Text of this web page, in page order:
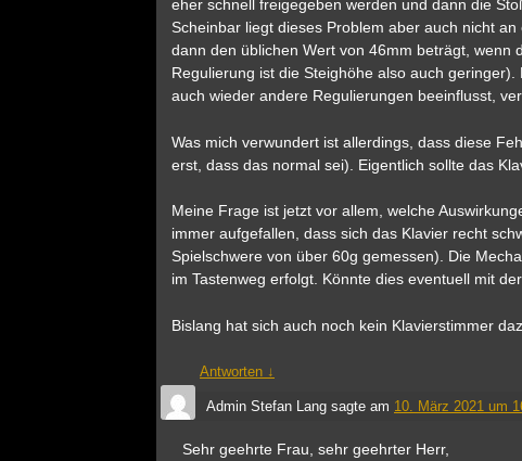
eher schnell freigegeben werden und dann die
Scheinbar liegt dieses Problem aber auch nicht
dann den üblichen Wert von 46mm beträgt,
Regulierung ist die Steighöhe also auch
auch wieder andere Regulierungen beeinflusst,
Was mich verwundert ist allerdings, dass diese
erst, dass das normal sei). Eigentlich sollte das
Meine Frage ist jetzt vor allem, welche
immer aufgefallen, dass sich das Klavier recht
Spielschwere von über 60g gemessen). Die
im Tastenweg erfolgt. Könnte dies eventuell mit
Bislang hat sich auch noch kein Klavierstimmer
Antworten ↓
Admin Stefan Lang sagte am 10. März 2021 um
Sehr geehrte Frau, sehr geehrter Herr,